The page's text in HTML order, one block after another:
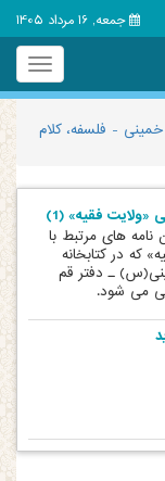
جمعه, 16 مرداد 1405
Toggle
- فلسفه، کلام
فقیه» (1)
نامه های مرتبط با
که در کتابخانه
ـ دفتر قم
می شود.